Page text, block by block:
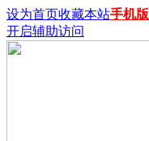
设为首页收藏本站手机版
开启辅助访问